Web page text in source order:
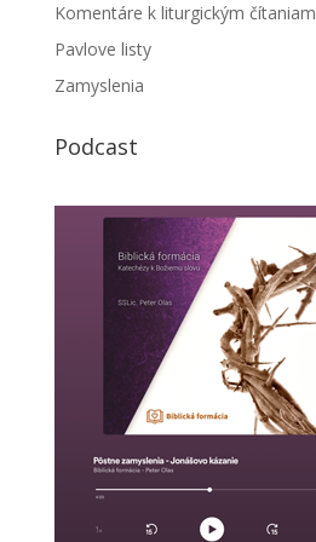
Komentáre k liturgickým čítaniam
Pavlove listy
Zamyslenia
Podcast